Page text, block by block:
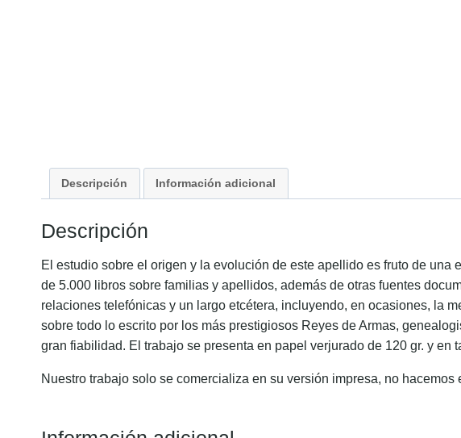
Descripción Información adicional
Descripción
El estudio sobre el origen y la evolución de este apellido es fruto de
de 5.000 libros sobre familias y apellidos, además de otras fuentes
relaciones telefónicas y un largo etcétera, incluyendo, en ocasiones, la
sobre todo lo escrito por los más prestigiosos Reyes de Armas,
gran fiabilidad. El trabajo se presenta en papel verjurado de 120 gr. y
Nuestro trabajo solo se comercializa en su versión impresa, no